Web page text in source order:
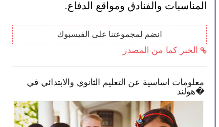
المناسبات والفنادق ومواقع الدفاع.
انضم لمجموعتنا على الفيسبوك
الخبر كما من المصدر
معلومات اساسية عن التعليم الثانوي والابتدائي في
هولند�